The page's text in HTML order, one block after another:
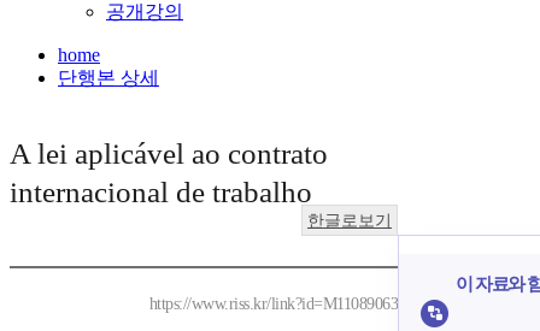
공개강의
home
단행본 상세
A lei aplicável ao contrato
internacional de trabalho
한글로보기
https://www.riss.kr/link?id=M11089063
이 자료와